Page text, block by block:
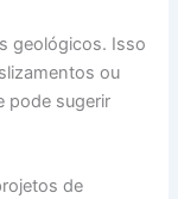
geológicos. Isso
ou
pode sugerir
de